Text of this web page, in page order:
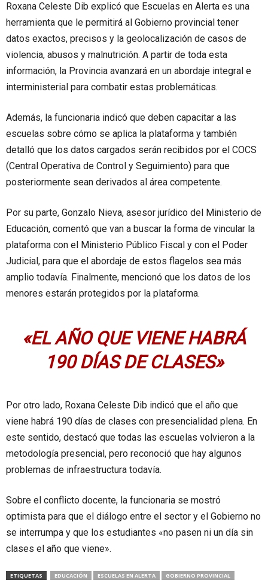
Roxana Celeste Dib explicó que Escuelas en Alerta es una
herramienta que le permitirá al Gobierno provincial tener
datos exactos, precisos y la geolocalización de casos de
violencia, abusos y malnutrición. A partir de toda esta
información, la Provincia avanzará en un abordaje integral e
interministerial para combatir estas problemáticas.
Además, la funcionaria indicó que deben capacitar a las
escuelas sobre cómo se aplica la plataforma y también
detalló que los datos cargados serán recibidos por el COCS
(Central Operativa de Control y Seguimiento) para que
posteriormente sean derivados al área competente.
Por su parte, Gonzalo Nieva, asesor jurídico del Ministerio de
Educación, comentó que van a buscar la forma de vincular la
plataforma con el Ministerio Público Fiscal y con el Poder
Judicial, para que el abordaje de estos flagelos sea más
amplio todavía. Finalmente, mencionó que los datos de los
menores estarán protegidos por la plataforma.
«EL AÑO QUE VIENE HABRÁ
190 DÍAS DE CLASES»
Por otro lado, Roxana Celeste Dib indicó que el año que
viene habrá 190 días de clases con presencialidad plena. En
este sentido, destacó que todas las escuelas volvieron a la
metodología presencial, pero reconoció que hay algunos
problemas de infraestructura todavía.
Sobre el conflicto docente, la funcionaria se mostró
optimista para que el diálogo entre el sector y el Gobierno no
se interrumpa y que los estudiantes «no pasen ni un día sin
clases el año que viene».
ETIQUETAS EDUCACIÓN ESCUELAS EN ALERTA
GOBIERNO PROVINCIAL